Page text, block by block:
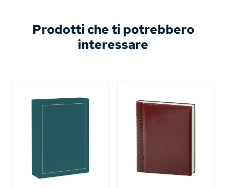
Prodotti che ti potrebbero
interessare